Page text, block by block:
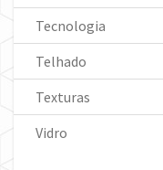
Tecnologia
Telhado
Texturas
Vidro